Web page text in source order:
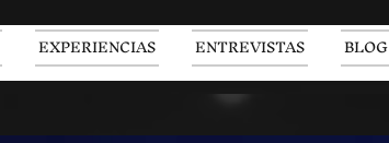
EXPERIENCIAS ENTREVISTAS BLOG